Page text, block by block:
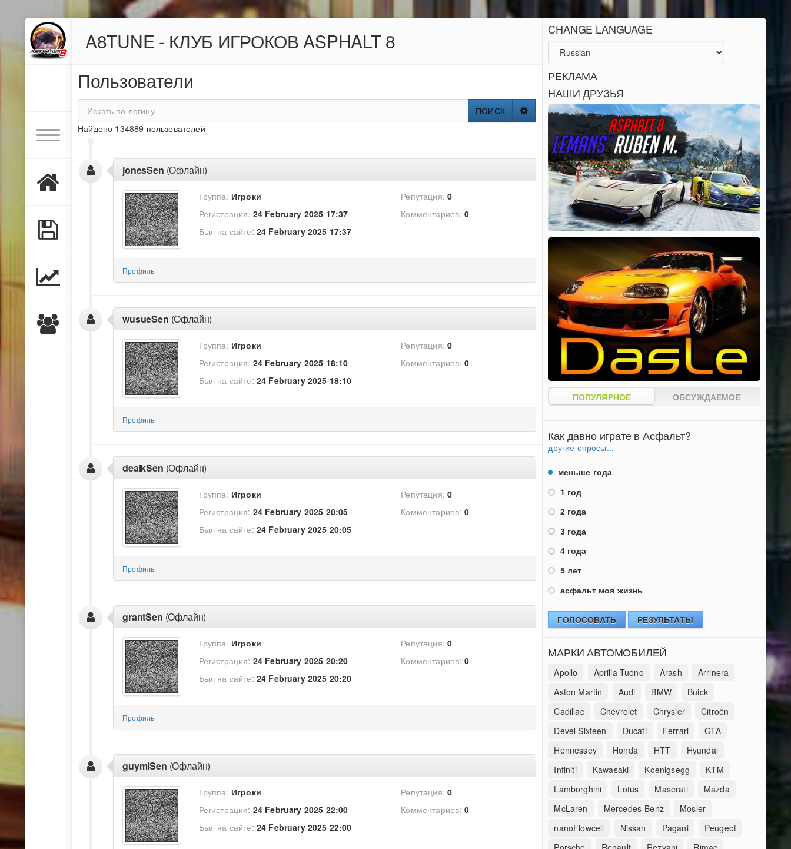
A8TUNE - КЛУБ ИГРОКОВ ASPHALT 8
Пользователи
ПОИСК
Найдено 134889 пользователей
jonesSen (Офлайн)
Группа: Игроки
Регистрация: 24 February 2025 17:37
Был на сайте: 24 February 2025 17:37
Репутация: 0
Комментариев: 0
Профиль
wusueSen (Офлайн)
Группа: Игроки
Регистрация: 24 February 2025 18:10
Был на сайте: 24 February 2025 18:10
Репутация: 0
Комментариев: 0
Профиль
dealkSen (Офлайн)
Группа: Игроки
Регистрация: 24 February 2025 20:05
Был на сайте: 24 February 2025 20:05
Репутация: 0
Комментариев: 0
Профиль
grantSen (Офлайн)
Группа: Игроки
Регистрация: 24 February 2025 20:20
Был на сайте: 24 February 2025 20:20
Репутация: 0
Комментариев: 0
Профиль
guymiSen (Офлайн)
Группа: Игроки
Регистрация: 24 February 2025 22:00
Был на сайте: 24 February 2025 22:00
Репутация: 0
Комментариев: 0
CHANGE LANGUAGE
РЕКЛАМА
НАШИ ДРУЗЬЯ
ПОПУЛЯРНОЕ ОБСУЖДАЕМОЕ
Как давно играте в Асфальт?
другие опросы...
меньше года
1 год
2 года
3 года
4 года
5 лет
асфальт моя жизнь
ГОЛОСОВАТЬ РЕЗУЛЬТАТЫ
МАРКИ АВТОМОБИЛЕЙ
Apollo Aprilia Tuono Arash
Arrinera
Aston Martin
Audi BMW
Buick
Cadillac
Chevrolet Chrysler
Citroën
Devel Sixteen
Ducati Ferrari
GTA
Hennessey
Honda HTT
Hyundai
Infiniti
Kawasaki Koenigsegg
KTM
Lamborghini
Lotus Maserati
Mazda
McLaren
Mercedes-Benz
Mosler
nanoFlowcell
Nissan Pagani
Peugeot